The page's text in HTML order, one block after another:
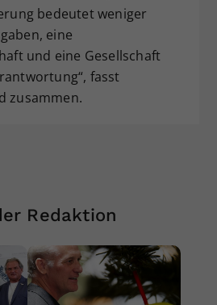
bedeutet weniger
eine
und eine Gesellschaft
fasst
zusammen.
Redaktion